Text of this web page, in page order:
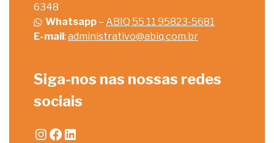
6348
Whatsapp – ABIQ 55 11 95823-5681
E-mail: administrativo@abiq.com.br
Siga-nos nas nossas redes
sociais
Instagram
Facebook
LinkedIn